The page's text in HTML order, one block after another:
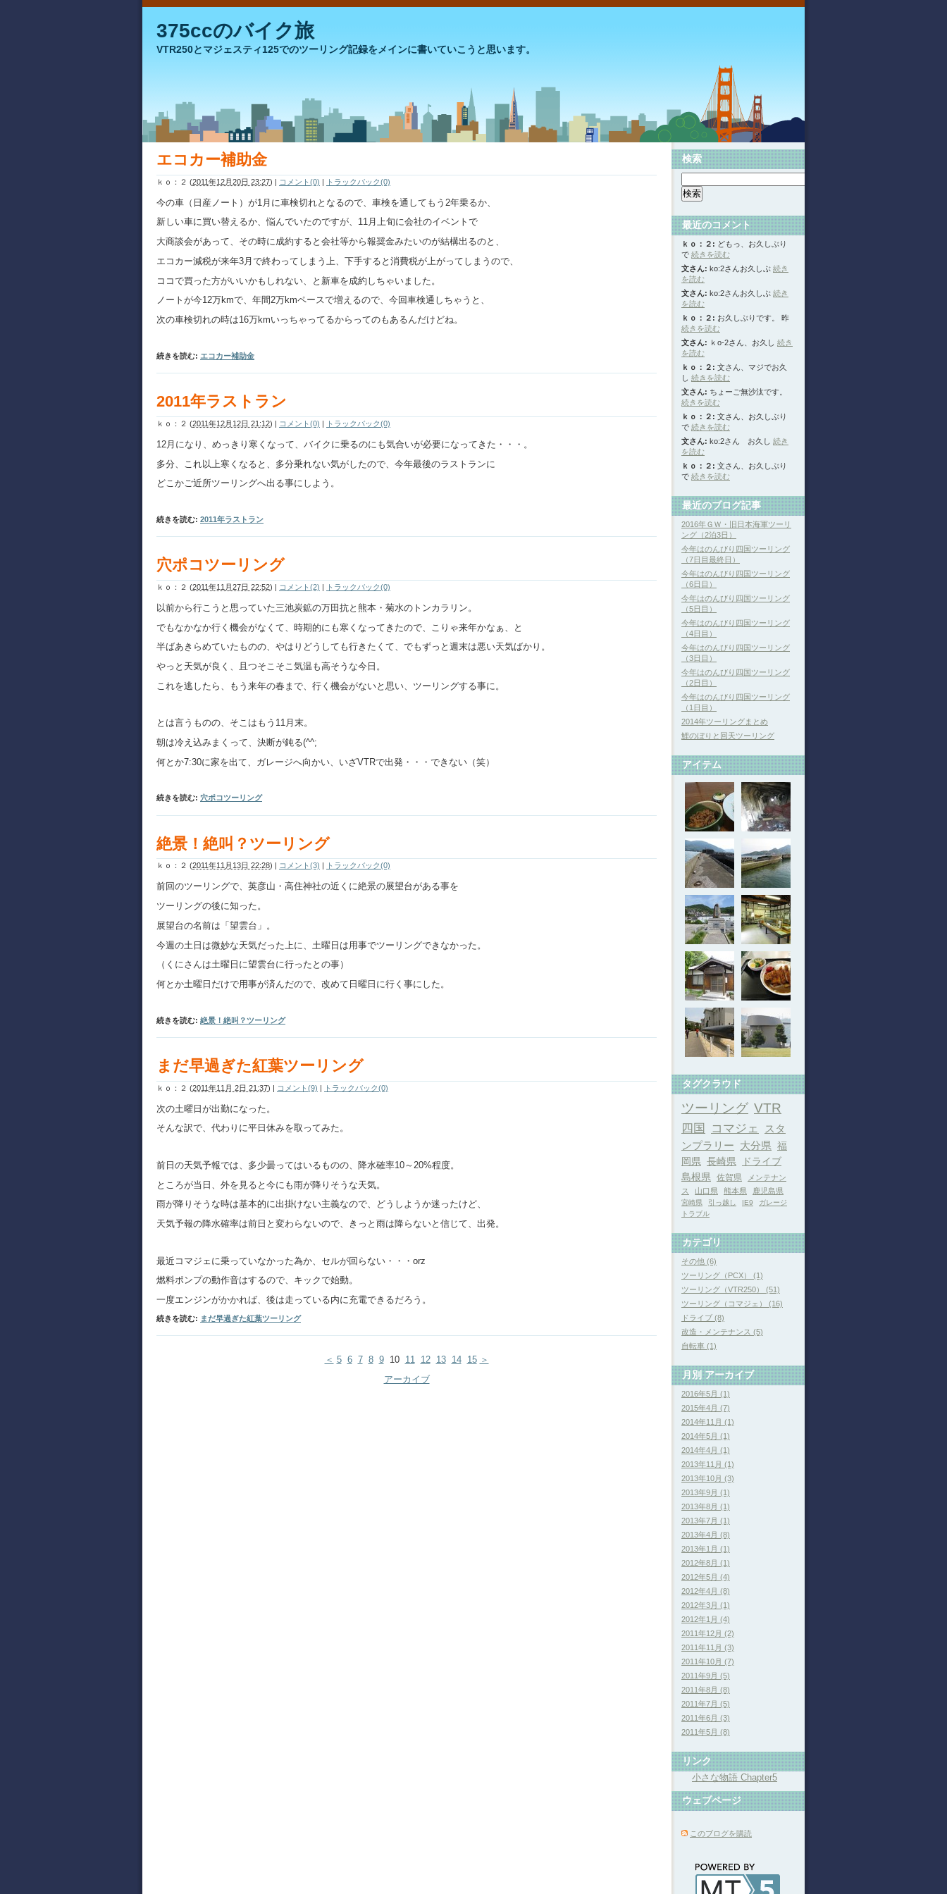
375ccのバイク旅
VTR250とマジェスティ125でのツーリング記録をメインに書いていこうと思います。
エコカー補助金
ｋｏ：２ (2011年12月20日 23:27) | コメント(0) | トラックバック(0)
今の車（日産ノート）が1月に車検切れとなるので、車検を通してもう2年乗るか、
新しい車に買い替えるか、悩んでいたのですが、11月上旬に会社のイベントで
大商談会があって、その時に成約すると会社等から報奨金みたいのが結構出るのと、
エコカー減税が来年3月で終わってしまう上、下手すると消費税が上がってしまうので、
ココで買った方がいいかもしれない、と新車を成約しちゃいました。
ノートが今12万kmで、年間2万kmペースで増えるので、今回車検通しちゃうと、
次の車検切れの時は16万kmいっちゃってるからってのもあるんだけどね。
続きを読む: エコカー補助金
2011年ラストラン
ｋｏ：２ (2011年12月12日 21:12) | コメント(0) | トラックバック(0)
12月になり、めっきり寒くなって、バイクに乗るのにも気合いが必要になってきた・・・。
多分、これ以上寒くなると、多分乗れない気がしたので、今年最後のラストランに
どこかご近所ツーリングへ出る事にしよう。
続きを読む: 2011年ラストラン
穴ポコツーリング
ｋｏ：２ (2011年11月27日 22:52) | コメント(2) | トラックバック(0)
以前から行こうと思っていた三池炭鉱の万田抗と熊本・菊水のトンカラリン。
でもなかなか行く機会がなくて、時期的にも寒くなってきたので、こりゃ来年かなぁ、と
半ばあきらめていたものの、やはりどうしても行きたくて、でもずっと週末は悪い天気ばかり。
やっと天気が良く、且つそこそこ気温も高そうな今日。
これを逃したら、もう来年の春まで、行く機会がないと思い、ツーリングする事に。
とは言うものの、そこはもう11月末。
朝は冷え込みまくって、決断が鈍る(^^;
何とか7:30に家を出て、ガレージへ向かい、いざVTRで出発・・・できない（笑）
続きを読む: 穴ポコツーリング
絶景！絶叫？ツーリング
ｋｏ：２ (2011年11月13日 22:28) コメント(3) トラックバック(0)
前回のツーリングで、英彦山・高住神社の近くに絶景の展望台がある事を
ツーリングの後に知った。
展望台の名前は「望雲台」。
今週の土日は微妙な天気だった上に、土曜日は用事でツーリングできなかった。
（くにさんは土曜日に望雲台に行ったとの事）
何とか土曜日だけで用事が済んだので、改めて日曜日に行く事にした。
続きを読む: 絶景！絶叫？ツーリング
まだ早過ぎた紅葉ツーリング
ｋｏ：２ (2011年11月 2日 21:37) | コメント(9) | トラックバック(0)
次の土曜日が出勤になった。
そんな訳で、代わりに平日休みを取ってみた。
前日の天気予報では、多少曇ってはいるものの、降水確率10～20%程度。
ところが当日、外を見ると今にも雨が降りそうな天気。
雨が降りそうな時は基本的に出掛けない主義なので、どうしようか迷ったけど、
天気予報の降水確率は前日と変わらないので、きっと雨は降らないと信じて、出発。
最近コマジェに乗っていなかった為か、セルが回らない・・・orz
燃料ポンプの動作音はするので、キックで始動。
一度エンジンがかかれば、後は走っている内に充電できるだろう。
続きを読む: まだ早過ぎた紅葉ツーリング
＜ 5 6 7 8 9 10 11 12 13 14 15 ＞
アーカイブ
検索
最近のコメント
ｋｏ：２: どもっ、お久しぶり
で 続きを読む
文さん: ko:2さんお久しぶ 続き
を読む
文さん: ko:2さんお久しぶ 続き
を読む
ｋｏ：２: お久しぶりです。 昨
続きを読む
文さん: ｋo-2さん、お久し 続き
を読む
ｋｏ：２: 文さん、マジでお久
し 続きを読む
文さん: ちょーご無沙汰です。
続きを読む
ｋｏ：２: 文さん、お久しぶり
で 続きを読む
文さん: ko:2さん お久し 続き
を読む
ｋｏ：２: 文さん、お久しぶり
で 続きを読む
最近のブログ記事
2016年ＧＷ・旧日本海軍ツーリ
ング（2泊3日）
今年はのんびり四国ツーリング
（7日目最終日）
今年はのんびり四国ツーリング
（6日目）
今年はのんびり四国ツーリング
（5日目）
今年はのんびり四国ツーリング
（4日目）
今年はのんびり四国ツーリング
（3日目）
今年はのんびり四国ツーリング
（2日目）
今年はのんびり四国ツーリング
（1日目）
2014年ツーリングまとめ
鯉のぼりと回天ツーリング
アイテム
タグクラウド
ツーリング VTR
四国 コマジェ
スタ
ンプラリー 大分県 福
岡県 長崎県
ドライブ
島根県 佐賀県
メンテナン
ス
山口県 熊本県 鹿児島県
宮崎県 引っ越し IE9
ガレージ
トラブル
カテゴリ
その他 (6)
ツーリング（PCX） (1)
ツーリング（VTR250） (51)
ツーリング（コマジェ） (16)
ドライブ (8)
改造・メンテナンス (5)
自転車 (1)
月別アーカイブ
2016年5月 (1)
2015年4月 (7)
2014年11月 (1)
2014年5月 (1)
2014年4月 (1)
2013年11月 (1)
2013年10月 (3)
2013年9月 (1)
2013年8月 (1)
2013年7月 (1)
2013年4月 (8)
2013年1月 (1)
2012年8月 (1)
2012年5月 (4)
2012年4月 (8)
2012年3月 (1)
2012年1月 (4)
2011年12月 (2)
2011年11月 (3)
2011年10月 (7)
2011年9月 (5)
2011年8月 (8)
2011年7月 (5)
2011年6月 (3)
2011年5月 (8)
リンク
小さな物語 Chapter5
ウェブページ
このブログを購読